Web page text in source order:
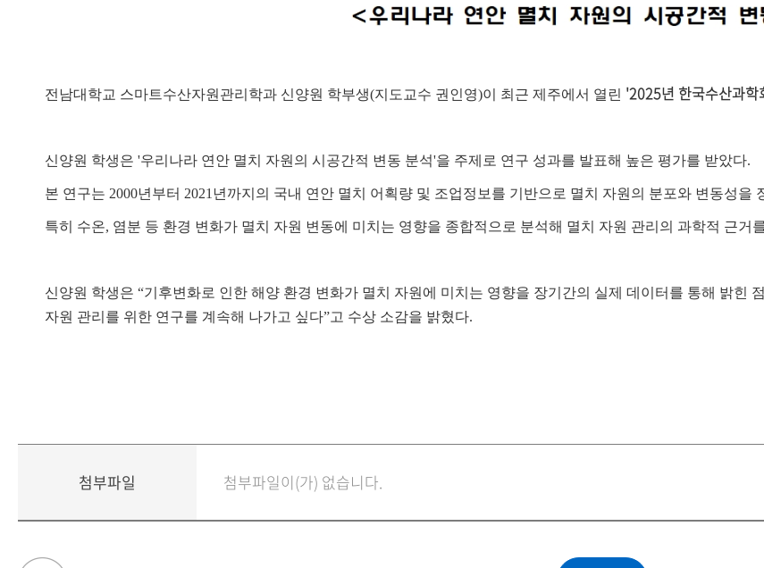
전남대학교 스마트수산자원관리학과 신양원 학부생(지도교수 권인영)이 최근 제주에서 열린 '2025년 한국수산과학
신양원 학생은 '우리나라 연안 멸치 자원의 시공간적 변동 분석'을 주제로 연구 성과를 발표해 높은 평가를 받았다.
본 연구는 2000년부터 2021년까지의 국내 연안 멸치 어획량 및 조업정보를 기반으로 멸치 자원의 분포와 변동성을
특히 수온, 염분 등 환경 변화가 멸치 자원 변동에 미치는 영향을 종합적으로 분석해 멸치 자원 관리의 과학적 근거
신양원 학생은 “기후변화로 인한 해양 환경 변화가 멸치 자원에 미치는 영향을 장기간의 실제 데이터를 통해 밝힌
자원 관리를 위한 연구를 계속해 나가고 싶다”고 수상 소감을 밝혔다.
첨부파일 첨부파일이(가) 없습니다.